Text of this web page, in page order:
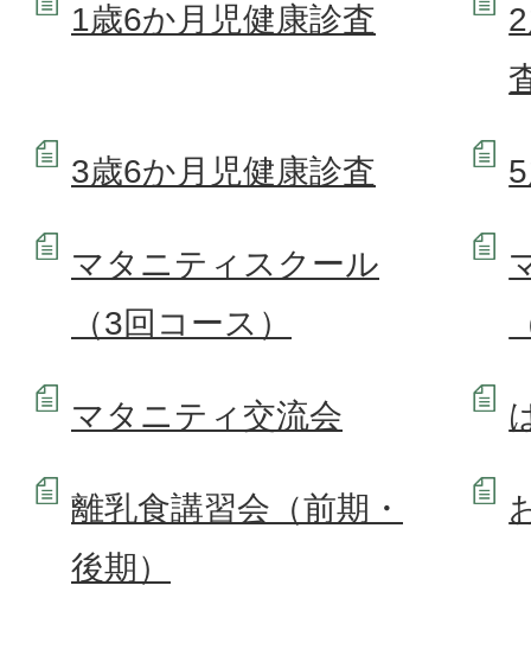
1歳6か月児健康診査
3歳6か月児健康診査
マタニティスクール
（3回コース）
マタニティ交流会
離乳食講習会（前期・
後期）